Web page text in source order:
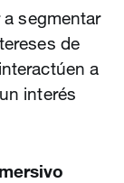
segmentar
de
a
interés